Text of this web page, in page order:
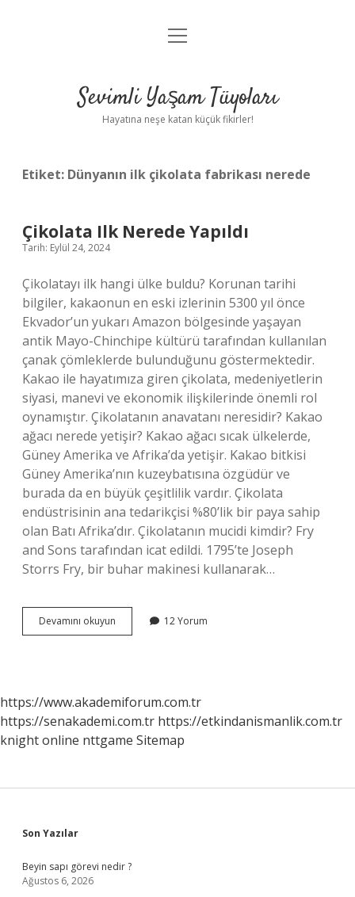
Anasayfa
Yasal Uyarı
menüyü
Sevimli Yaşam Tüyoları
Hayatına neşe katan küçük fikirler!
Etiket: Dünyanın ilk çikolata fabrikası nerede
Çikolata Ilk Nerede Yapıldı
Tarih: Eylül 24, 2024
Çikolatayı ilk hangi ülke buldu? Korunan tarihi
bilgiler, kakaonun en eski izlerinin 5300 yıl önce
Ekvador’un yukarı Amazon bölgesinde yaşayan
antik Mayo-Chinchipe kültürü tarafından kullanılan
çanak çömleklerde bulunduğunu göstermektedir.
Kakao ile hayatımıza giren çikolata, medeniyetlerin
siyasi, manevi ve ekonomik ilişkilerinde önemli rol
oynamıştır. Çikolatanın anavatanı neresidir? Kakao
ağacı nerede yetişir? Kakao ağacı sıcak ülkelerde,
Güney Amerika ve Afrika’da yetişir. Kakao bitkisi
Güney Amerika’nın kuzeybatısına özgüdür ve
burada da en büyük çeşitlilik vardır. Çikolata
endüstrisinin ana tedarikçisi %80’lik bir paya sahip
olan Batı Afrika’dır. Çikolatanın mucidi kimdir? Fry
and Sons tarafından icat edildi. 1795’te Joseph
Storrs Fry, bir buhar makinesi kullanarak…
Devamını okuyun Çikolata
Ilk
12 Yorum
https://www.akademiforum.com.tr
https://senakademi.com.tr https://etkindanismanlik.com.tr
knight online nttgame Sitemap
Sidebar
Son Yazılar
Beyin sapı görevi nedir ?
Ağustos 6, 2026